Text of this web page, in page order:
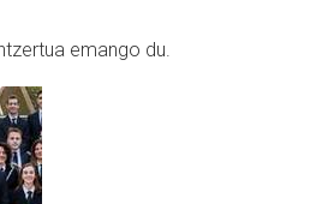
emango du.